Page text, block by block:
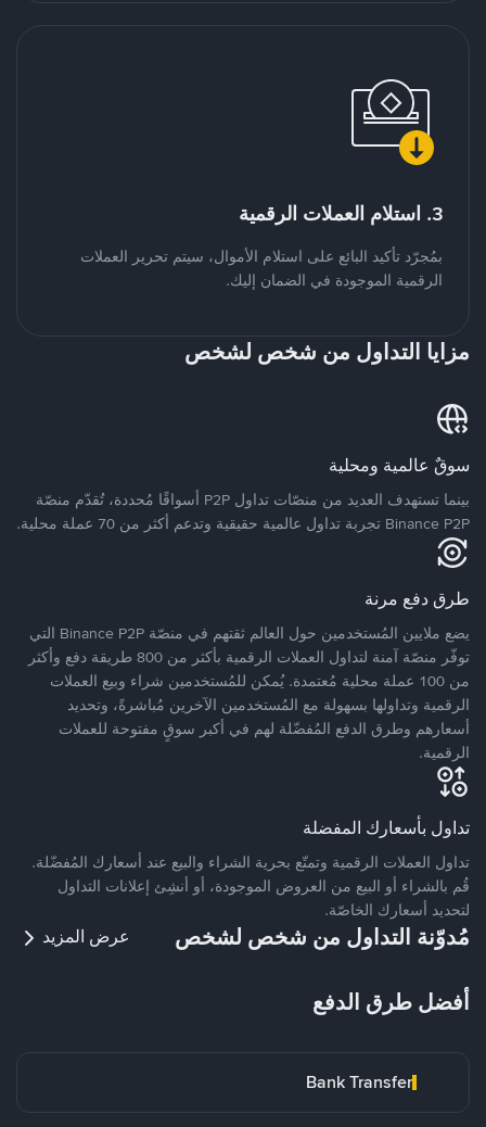
3. استلام العملات الرقمية
بمُجرّد تأكيد البائع على استلام الأموال، سيتم تحرير العملات
الرقمية الموجودة في الضمان إليك.
مزايا التداول من شخص لشخص
سوقٌ عالمية ومحلية
بينما تستهدف العديد من منصّات تداول P2P أسواقًا مُحددة، تُقدّم منصّة
Binance P2P تجربة تداول عالمية حقيقية وتدعم أكثر من 70 عملة محلية.
طرق دفع مرنة
يضع ملايين المُستخدمين حول العالم ثقتهم في منصّة Binance P2P التي
توفّر منصّة آمنة لتداول العملات الرقمية بأكثر من 800 طريقة دفع وأكثر
من 100 عملة محلية مُعتمدة. يُمكن للمُستخدمين شراء وبيع العملات
الرقمية وتداولها بسهولة مع المُستخدمين الآخرين مُباشرةً، وتحديد
أسعارهم وطرق الدفع المُفضّلة لهم في أكبر سوقٍ مفتوحة للعملات
الرقمية.
تداول بأسعارك المفضلة
تداول العملات الرقمية وتمتّع بحرية الشراء والبيع عند أسعارك المُفضّلة.
قُم بالشراء أو البيع من العروض الموجودة، أو أنشِئ إعلانات التداول
لتحديد أسعارك الخاصّة.
مُدوّنة التداول من شخص لشخص عرض المزيد
أفضل طرق الدفع
Bank Transfer